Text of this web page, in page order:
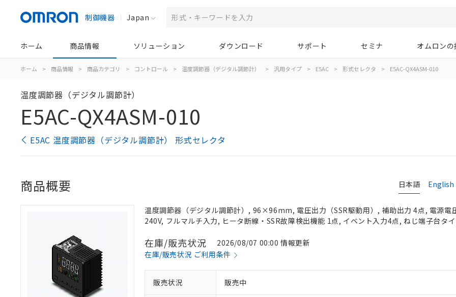
制御機器 Japan
ホーム 商品情報 ソリューション ダウンロード サポート セミナ オムロン
ホーム > 商品情報 > 商品カテゴリ > コントロール > 温度調節器（デジタル調節計） > 汎用タイプ > E5AC > 形式セレクタ > E5AC-QX4ASM-010
温度調節器（デジタル調節計）
E5AC-QX4ASM-010
E5AC 温度調節器（デジタル調節計） 形式セレクタ
日本語 English
商品概要
温度調節器（デジタル調節計）, 96×96mm, 電圧出力（SSR駆動用）, 補助出力 4点, 電源電
240V, フルマルチ入力, ヒータ断線・SSR故障検出機能 1点, イベント入力4点, ねじ端子台タ
在庫/販売状況
2026/08/07 00:00 情報更新
在庫/販売状況 ご利用条件
販売状況 販売中